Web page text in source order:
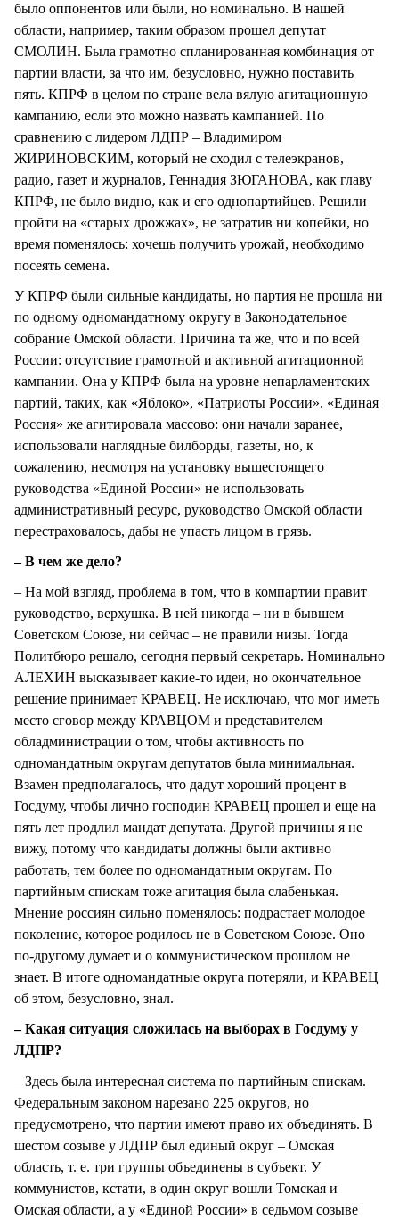
было оппонентов или были, но номинально. В нашей
области, например, таким образом прошел депутат
СМОЛИН. Была грамотно спланированная комбинация от
партии власти, за что им, безусловно, нужно поставить
пять. КПРФ в целом по стране вела вялую агитационную
кампанию, если это можно назвать кампанией. По
сравнению с лидером ЛДПР – Владимиром
ЖИРИНОВСКИМ, который не сходил с телеэкранов,
радио, газет и журналов, Геннадия ЗЮГАНОВА, как главу
КПРФ, не было видно, как и его однопартийцев. Решили
пройти на «старых дрожжах», не затратив ни копейки, но
время поменялось: хочешь получить урожай, необходимо
посеять семена.
У КПРФ были сильные кандидаты, но партия не прошла ни
по одному одномандатному округу в Законодательное
собрание Омской области. Причина та же, что и по всей
России: отсутствие грамотной и активной агитационной
кампании. Она у КПРФ была на уровне непарламентских
партий, таких, как «Яблоко», «Патриоты России». «Единая
Россия» же агитировала массово: они начали заранее,
использовали наглядные билборды, газеты, но, к
сожалению, несмотря на установку вышестоящего
руководства «Единой России» не использовать
административный ресурс, руководство Омской области
перестраховалось, дабы не упасть лицом в грязь.
– В чем же дело?
– На мой взгляд, проблема в том, что в компартии правит
руководство, верхушка. В ней никогда – ни в бывшем
Советском Союзе, ни сейчас – не правили низы. Тогда
Политбюро решало, сегодня первый секретарь. Номинально
АЛЕХИН высказывает какие-то идеи, но окончательное
решение принимает КРАВЕЦ. Не исключаю, что мог иметь
место сговор между КРАВЦОМ и представителем
обладминистрации о том, чтобы активность по
одномандатным округам депутатов была минимальная.
Взамен предполагалось, что дадут хороший процент в
Госдуму, чтобы лично господин КРАВЕЦ прошел и еще на
пять лет продлил мандат депутата. Другой причины я не
вижу, потому что кандидаты должны были активно
работать, тем более по одномандатным округам. По
партийным спискам тоже агитация была слабенькая.
Мнение россиян сильно поменялось: подрастает молодое
поколение, которое родилось не в Советском Союзе. Оно
по-другому думает и о коммунистическом прошлом не
знает. В итоге одномандатные округа потеряли, и КРАВЕЦ
об этом, безусловно, знал.
– Какая ситуация сложилась на выборах в Госдуму у
ЛДПР?
– Здесь была интересная система по партийным спискам.
Федеральным законом нарезано 225 округов, но
предусмотрено, что партии имеют право их объединять. В
шестом созыве у ЛДПР был единый округ – Омская
область, т. е. три группы объединены в субъект. У
коммунистов, кстати, в один округ вошли Томская и
Омская области, а у «Единой России» в седьмом созыве